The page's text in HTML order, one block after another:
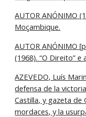
AUTOR ANÓNIMO
Moçambique.
AUTOR ANÓNIMO
(1968). “O Direito”
AZEVEDO, Luís
defensa de la
Castilla, y gazeta de
mordaces, y la